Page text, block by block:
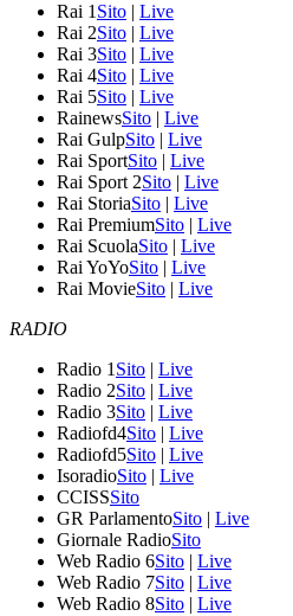
Rai 1 Sito | Live
Rai 2Sito | Live
Rai 3Sito | Live
Rai 4Sito | Live
Rai 5Sito | Live
RainewsSito | Live
Rai GulpSito | Live
Rai SportSito | Live
Rai Sport 2Sito | Live
Rai StoriaSito | Live
Rai PremiumSito | Live
Rai ScuolaSito | Live
Rai YoYoSito | Live
Rai MovieSito | Live
RADIO
Radio 1 Sito | Live
Radio 2Sito | Live
Radio 3Sito | Live
Radiofd4Sito | Live
Radiofd5Sito | Live
IsoradioSito | Live
CCISSSito
GR ParlamentoSito | Live
Giornale RadioSito
Web Radio 6Sito | Live
Web Radio 7Sito | Live
Web Radio 8Sito | Live